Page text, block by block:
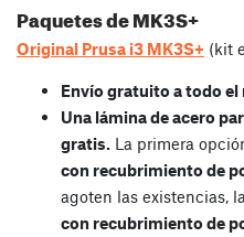
Paquetes de MK3S+
Original Prusa i3 MK3S+ (kit
Envío gratuito a todo el
Una lámina de acero
gratis. La primera
con recubrimiento de
agoten las existencias,
con recubrimiento de